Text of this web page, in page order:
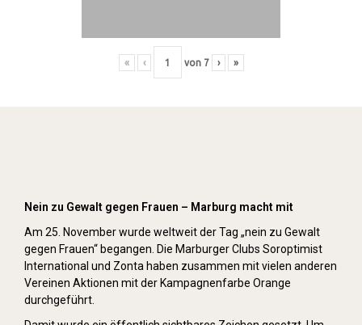
« ‹ von 7 › »
Nein zu Gewalt gegen Frauen – Marburg macht mit
Am 25. November wurde weltweit der Tag „nein zu Gewalt
gegen Frauen“ begangen. Die Marburger Clubs Soroptimist
International und Zonta haben zusammen mit vielen anderen
Vereinen Aktionen mit der Kampagnenfarbe Orange
durchgeführt.